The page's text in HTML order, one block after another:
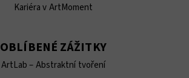
Kariéra v ArtMoment
OBLÍBENÉ ZÁŽITKY
ArtLab – Abstraktní tvoření